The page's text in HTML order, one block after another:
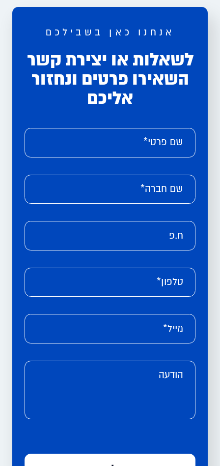
אנחנו כאן בשבילכם
לשאלות או יצירת קשר
השאירו פרטים ונחזור
אליכם
Please leave this field empty.
שם פרטי*
שם חברה*
ח.פ
טלפון*
מייל*
הודעה
Alternative: